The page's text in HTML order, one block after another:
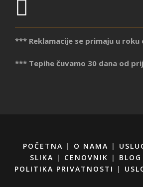
*** Reklamacije se primaju u roku
*** Tepihe čuvamo 30 dana od
POČETNA | O NAMA |
SLIKA | CENOVNIK | BLOG
POLITIKA PRIVATNOSTI
|